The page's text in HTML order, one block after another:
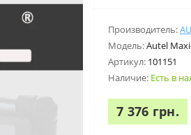
Производитель:
Модель:Autel
Артикул: 101151
Наличие: Есть в
7 376 грн.